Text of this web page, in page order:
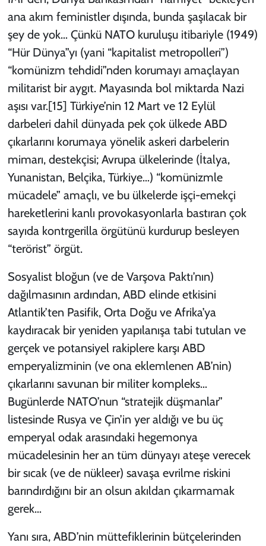
ana akım feministler dışında, bunda şaşılacak bir
şey de yok… Çünkü NATO kuruluşu itibariyle (1949)
“Hür Dünya”yı (yani “kapitalist metropolleri”)
“komünizm tehdidi”nden korumayı amaçlayan
militarist bir aygıt. Mayasında bol miktarda Nazi
aşısı var.[15] Türkiye’nin 12 Mart ve 12 Eylül
darbeleri dahil dünyada pek çok ülkede ABD
çıkarlarını korumaya yönelik askeri darbelerin
mimarı, destekçisi; Avrupa ülkelerinde (İtalya,
Yunanistan, Belçika, Türkiye…) “komünizmle
mücadele” amaçlı, ve bu ülkelerde işçi-emekçi
hareketlerini kanlı provokasyonlarla bastıran çok
sayıda kontrgerilla örgütünü kurdurup besleyen
“terörist” örgüt.
Sosyalist bloğun (ve de Varşova Paktı’nın)
dağılmasının ardından, ABD elinde etkisini
Atlantik’ten Pasifik, Orta Doğu ve Afrika’ya
kaydıracak bir yeniden yapılanışa tabi tutulan ve
gerçek ve potansiyel rakiplere karşı ABD
emperyalizminin (ve ona eklemlenen AB’nin)
çıkarlarını savunan bir militer kompleks…
Bugünlerde NATO’nun “stratejik düşmanlar”
listesinde Rusya ve Çin’in yer aldığı ve bu üç
emperyal odak arasındaki hegemonya
mücadelesinin her an tüm dünyayı ateşe verecek
bir sıcak (ve de nükleer) savaşa evrilme riskini
barındırdığını bir an olsun akıldan çıkarmamak
gerek…
Yanı sıra, ABD’nin müttefiklerinin bütçelerinden